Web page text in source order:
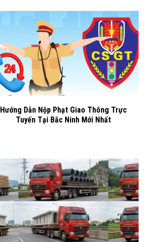
Hướng Dẫn Nộp Phạt Giao Thông Trực
Tuyến Tại Bắc Ninh Mới Nhất